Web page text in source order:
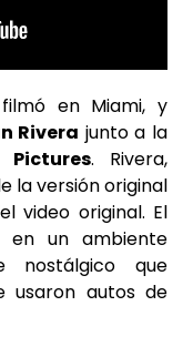
en Miami, y
Rivera junto a la
Pictures. Rivera,
la versión original
video original. El
en un ambiente
nostálgico que
usaron autos de